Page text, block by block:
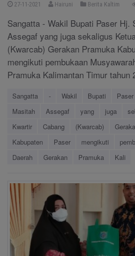
27-11-2021 Hairuni Berita Kaltim
Sangatta - Wakil Bupati Paser Hj.
Assegaf yang juga sekaligus
(Kwarcab) Gerakan Pramuka
mengikuti pembukaan
Pramuka Kalimantan Timur tahun
Sangatta - Wakil Bupati Paser
Masitah
Assegaf yang juga
Kwartir
Cabang (Kwarcab)
Kabupaten
Paser mengikuti
Daerah
Gerakan Pramuka Kali